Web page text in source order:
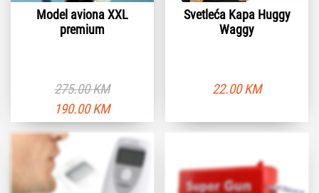
Model aviona XXL
premium
275.00KM
Originalna
cena
275.00 KM.
190.00KM
cena
190.00 KM.
Svetleća Kapa Huggy
Waggy
22.00KM